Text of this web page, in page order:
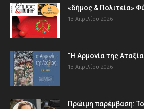
«δήμος & Πολιτεία»
13 Απριλίου 2026
“Η Αρμονία της
13 Απριλίου 2026
Πρώιμη παρέμβαση: Το